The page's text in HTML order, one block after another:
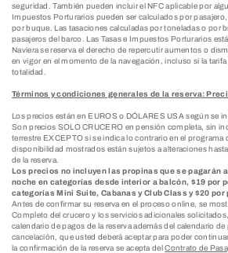
seguridad. También pueden incluir el NFC aplicable por
Impuestos Porturarios pueden ser calculados por
por buque. Las tasaciones calculadas por toneladas o por
pasajeros del barco. Las Tasas e Impuestos Porturarios
Naviera se reserva el derecho de repercutir aumentos o
en vigor en el momento de la navegación, incluso si la
totalidad.
Términos y condiciones generales de la reserva:
Los precios están en EUROS o DÓLARES USA según se
Son precios SOLO CRUCERO en pensión completa, sin
terrestre EXCEPTO si se indica lo contrario en el programa
disponibilidad mostrados están sujetos a alteraciones
de la reserva.
Los precios no incluyen las propinas que se pagarán
noche en categorías desde interior a balcón, $19 por
categorías Mini Suite, Cabanas y Club Class y $20 por
Antes de confirmar su reserva en el proceso online, se
Completo del crucero y los servicios adicionales
calendario de pagos de la reserva además del calendario
cancelación, que usted deberá aceptar para poder
la confirmación de la reserva se acepta delContrato de